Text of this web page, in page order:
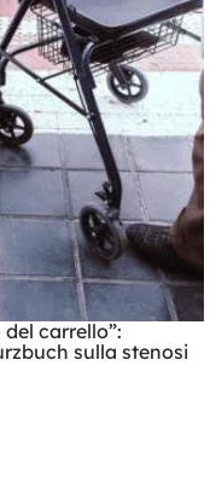
carrello”:
sulla stenosi